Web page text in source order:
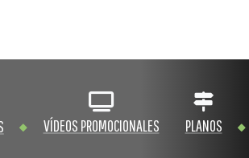
VÍDEOS PROMOCIONALES PLANOS